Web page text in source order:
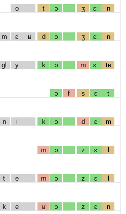
o t ɔ ʒ ɛː n
m ɛ ʁ d ɔ ʒ ɛː n
gl y k ɔ m ɛː tʁ
ɔ f s ɛ t
n i k ɔ d ɛ m
m ɔ z ɛ l
t e m ɔ z ɛ l
k e ʁ ɔ z ɛ n